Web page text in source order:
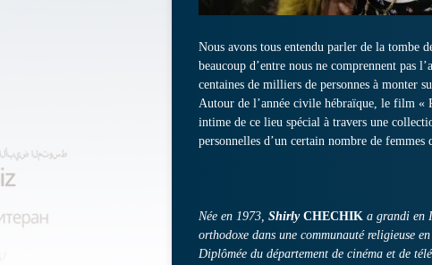
Nous avons tous entendu parler de la tombe
beaucoup d’entre nous ne comprennent pas
centaines de milliers de personnes à monter
Autour de l’année civile hébraïque, le film «
intime de ce lieu spécial à travers une
personnelles d’un certain nombre de
Née en 1973, Shirly CHECHIK a grandi en
orthodoxe dans une communauté religieuse
Diplômée du département de cinéma et de